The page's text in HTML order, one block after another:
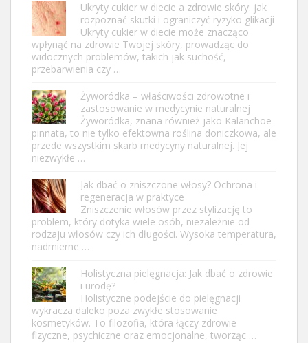
Ukryty cukier w diecie a zdrowie skóry: jak
rozpoznać skutki i ograniczyć ryzyko glikacji
Ukryty cukier w diecie może znacząco
wpłynąć na zdrowie Twojej skóry, prowadząc do
widocznych problemów, takich jak suchość,
przebarwienia czy …
Żyworódka – właściwości zdrowotne i
zastosowanie w medycynie naturalnej
Żyworódka, znana również jako Kalanchoe
pinnata, to nie tylko efektowna roślina doniczkowa, ale
przede wszystkim skarb medycyny naturalnej. Jej
niezwykłe …
Jak dbać o zniszczone włosy? Ochrona i
regeneracja w praktyce
Zniszczenie włosów przez stylizację to
problem, który dotyka wiele osób, niezależnie od
rodzaju włosów czy ich długości. Wysoka temperatura,
nadmierne …
Holistyczna pielęgnacja: Jak dbać o zdrowie
i urodę?
Holistyczne podejście do pielęgnacji
wykracza daleko poza zwykłe stosowanie
kosmetyków. To filozofia, która łączy zdrowie
fizyczne, psychiczne oraz emocjonalne, tworząc …